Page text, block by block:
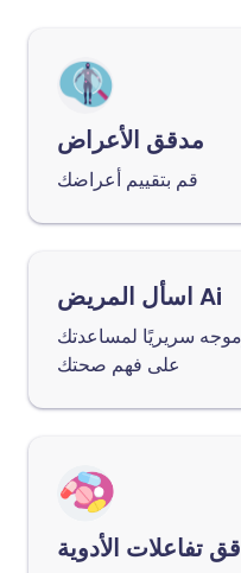
مدقق الأعراض
قم بتقييم أعراضك
اسأل المريض Ai
سريريًا لمساعدتك
على فهم صحتك
تفاعلات الأدوية